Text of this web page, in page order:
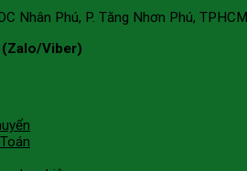
Nhân Phú, P. Tăng Nhơn Phú, TPHCM
Viber)